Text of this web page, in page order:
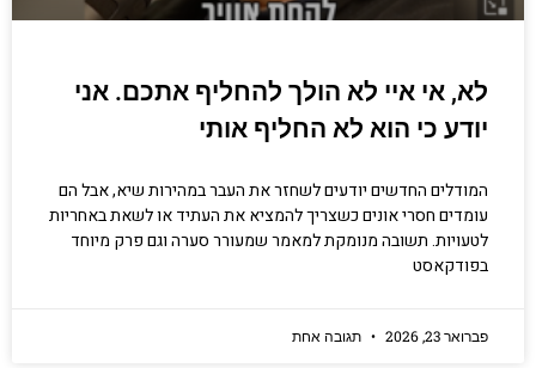
לא, אי איי לא הולך להחליף אתכם. אני
יודע כי הוא לא החליף אותי
המודלים החדשים יודעים לשחזר את העבר במהירות שיא, אבל הם
עומדים חסרי אונים כשצריך להמציא את העתיד או לשאת באחריות
לטעויות. תשובה מנומקת למאמר שמעורר סערה וגם פרק מיוחד
בפודקאסט
פברואר 23, 2026 תגובה אחת